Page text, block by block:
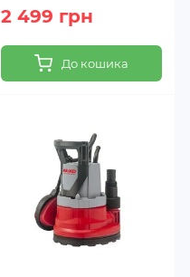
2 499 грн
До кошика